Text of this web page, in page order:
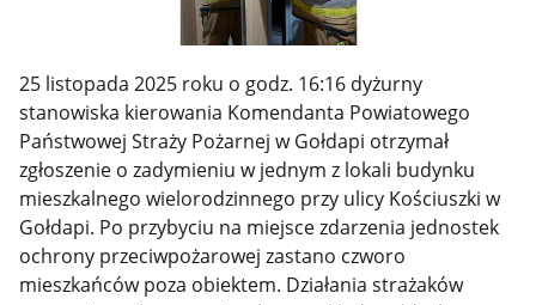
25 listopada 2025 roku o godz. 16:16 dyżurny
stanowiska kierowania Komendanta Powiatowego
Państwowej Straży Pożarnej w Gołdapi otrzymał
zgłoszenie o zadymieniu w jednym z lokali budynku
mieszkalnego wielorodzinnego przy ulicy Kościuszki w
Gołdapi. Po przybyciu na miejsce zdarzenia jednostek
ochrony przeciwpożarowej zastano czworo
mieszkańców poza obiektem. Działania strażaków